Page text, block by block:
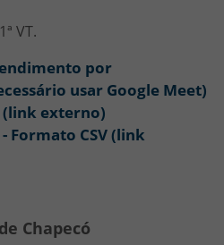
VT.
por
usar Google Meet)
(link externo)
Formato CSV (link
Chapecó